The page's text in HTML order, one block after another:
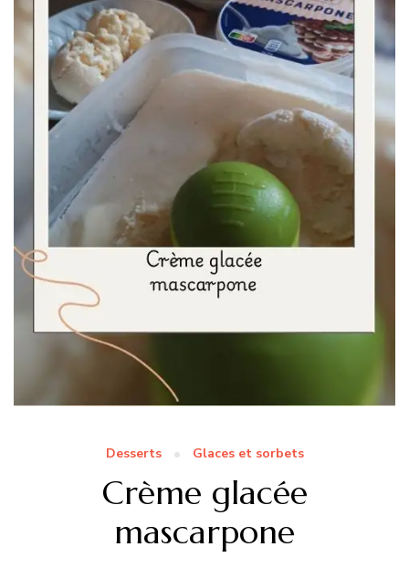
Desserts Glaces et sorbets
Crème glacée
mascarpone